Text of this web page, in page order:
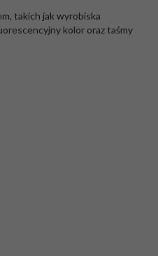
takich jak wyrobiska
kolor oraz taśmy